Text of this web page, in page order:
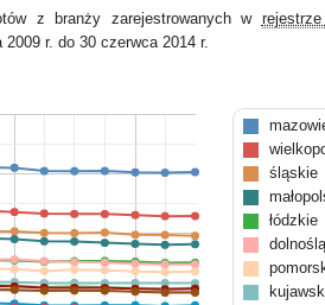
z branży zarejestrowanych w
r. do 30 czerwca 2014 r.
śląskie
łódzkie